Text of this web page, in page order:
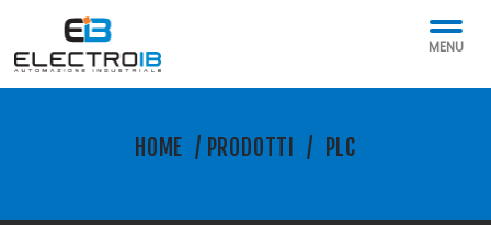
MENU
HOME / PRODOTTI / PLC